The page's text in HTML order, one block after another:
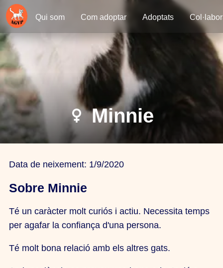
Qui som Com adoptar Adoptats
Minnie
Data de neixement: 1/9/2020
Sobre Minnie
Té un caràcter molt curiós i actiu. Necessita temps
per agafar la confiança d'una persona.
Té molt bona relació amb els altres gats.